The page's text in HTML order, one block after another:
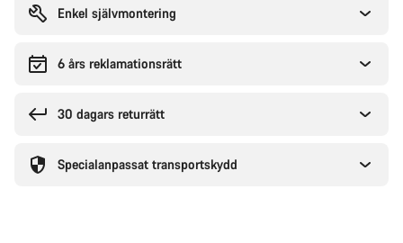
Enkel självmontering
6 års reklamationsrätt
30 dagars returrätt
Specialanpassat transportskydd